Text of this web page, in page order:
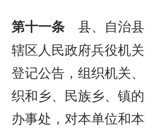
第十一条 县、自治
辖区人民政府兵役机
登记公告，组织机关
织和乡、民族乡、镇
办事处，对本单位和